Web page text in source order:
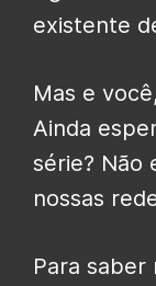
existente
Mas e
Ainda
série? Não
nossas
Para saber